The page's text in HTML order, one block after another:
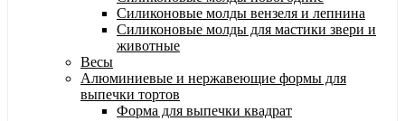
Силиконовые молды вензеля и лепнина
Силиконовые молды для мастики звери и
животные
Весы
Алюминиевые и нержавеющие формы для
выпечки тортов
Форма для выпечки квадрат